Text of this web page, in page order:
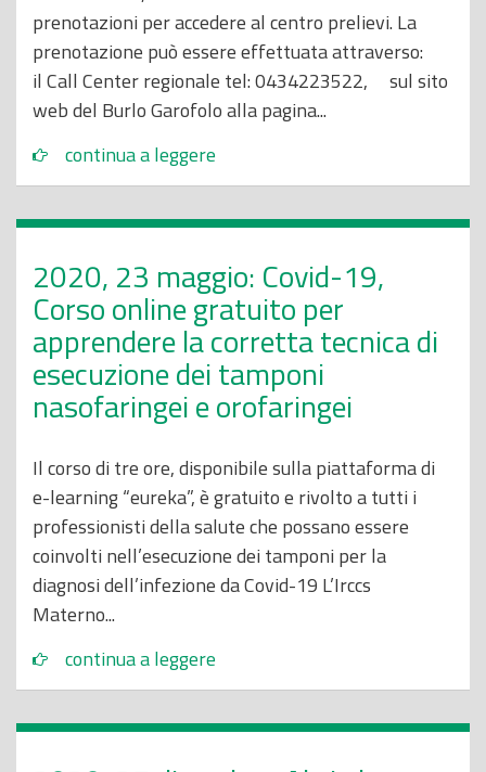
prenotazioni per accedere al centro prelievi. La
prenotazione può essere effettuata attraverso:
il Call Center regionale tel: 0434223522, sul sito
web del Burlo Garofolo alla pagina...
continua a leggere
2020, 23 maggio: Covid-19,
Corso online gratuito per
apprendere la corretta tecnica di
esecuzione dei tamponi
nasofaringei e orofaringei
Il corso di tre ore, disponibile sulla piattaforma di
e-learning “eureka”, è gratuito e rivolto a tutti i
professionisti della salute che possano essere
coinvolti nell’esecuzione dei tamponi per la
diagnosi dell’infezione da Covid-19 L’Irccs
Materno...
continua a leggere